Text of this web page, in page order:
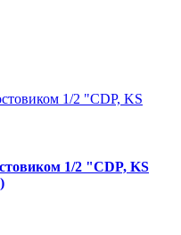
1/2 "CDP, KS